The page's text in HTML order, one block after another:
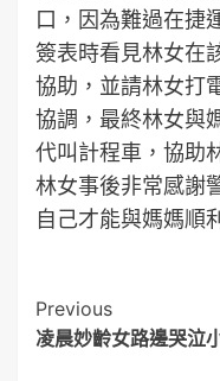
口，因為難過在捷
簽表時看見林女在
協助，並請林女打
協調，最終林女與
代叫計程車，協助
林女事後非常感謝
自己才能與媽媽順
Post
Navigation
Previous
凌晨妙齡女路邊哭泣